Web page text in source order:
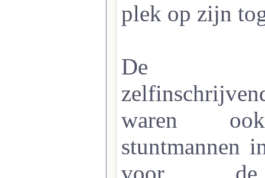
plek op zijn
De
waren
stuntmannen